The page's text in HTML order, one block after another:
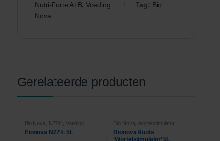
Nutri-Forte A+B, Voeding Tag: Bio
Nova
Gerelateerde producten
Bio Nova N27% Voeding
Bionova N27% 5L
Bio Nova ,Wortelstimulator,
Voeding
Bionova Roots
‘Wortelstimulator’ 5L